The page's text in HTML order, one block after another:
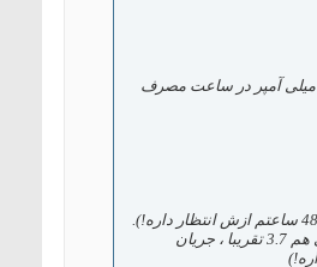
ولی این مساله مهم رو هم درنظر بگیر که وقتی صحبت از استفاده بعنوان باتری بردهای پرمصرفی مثل نئو و رسپبری 3 میزنیم که بطور متوسط 500 میلی آمپر در ساعت مصرف
پس دستکم باس باتری هاش بتونن جریاندهی مداوم تا حداقل 4 ساعتی رو پوشش بدن که دستگاهت کاربردی بشه(خیلی دستگاهارو مصرف کننده تا 48 ساعتم ازش انتظار داره!).
و اینم ینی باتری حداقل 3200 میلی آمپری! ( چجوری؟ اینجوری : (%Iin= Vout*Iout/(Vin*85 که 85% بازدهی رگولاتورته، ولتاژ خروجیم 5 ، ولتاژ ورودی هم 3.7 تقریبا ، جریان